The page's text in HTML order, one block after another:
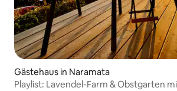
Gästehaus in Naramata
Playlist: Lavendel-Farm & Obstgarten